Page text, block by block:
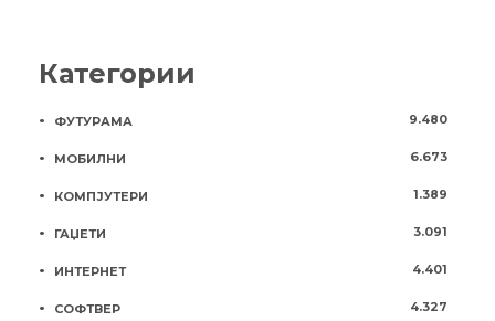
Категории
ФУТУРАМА 9.480
МОБИЛНИ 6.673
КОМПЈУТЕРИ 1.389
ГАЏЕТИ 3.091
ИНТЕРНЕТ 4.401
СОФТВЕР 4.327